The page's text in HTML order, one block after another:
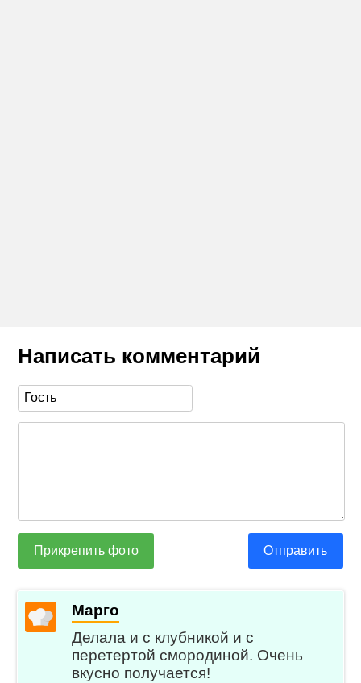
Написать комментарий
Прикрепить фото Отправить
Марго
Делала и с клубникой и с
перетертой смородиной. Очень
вкусно получается!